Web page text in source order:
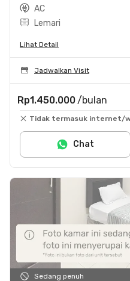
AC
Lemari
Lihat Detail
Jadwalkan Visit
Rp1.450.000 /bulan
Tidak termasuk internet/
Chat
Sedang penuh